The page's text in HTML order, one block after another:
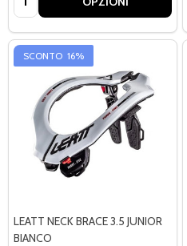
SCONTO 16%
LEATT NECK BRACE 3.5 JUNIOR
BIANCO